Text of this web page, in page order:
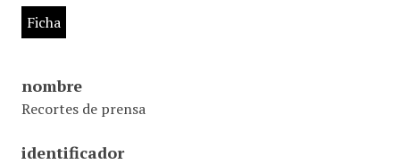
Ficha
nombre
Recortes de prensa
identificador